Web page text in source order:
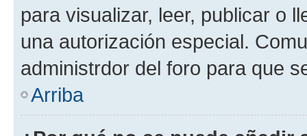
para visualizar, leer, publicar o
una autorización especial.
administrdor del foro para que
Arriba